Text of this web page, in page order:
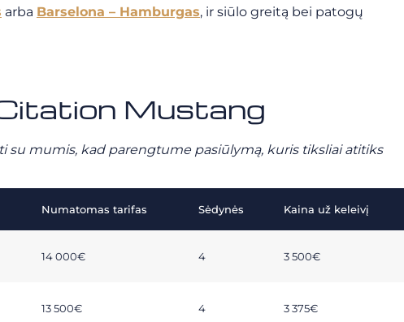
arba Barselona – Hamburgas, ir siūlo greitą bei patogų
Mustang
su mumis, kad parengtume pasiūlymą, kuris tiksliai atitiks
Numatomas tarifas Sėdynės Kaina už keleivį
14 000€ 4 3 500€
13 500€ 4 3 375€